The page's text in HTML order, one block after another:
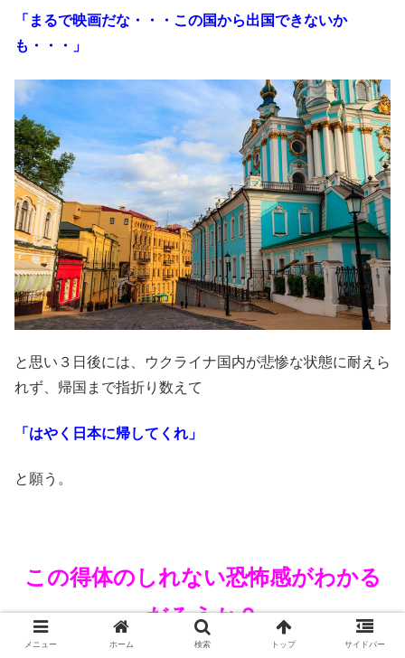
「まるで映画だな・・・この国から出国できないか
も・・・」
と思い３日後には、ウクライナ国内が悲惨な状態に耐えら
れず、帰国まで指折り数えて
「はやく日本に帰してくれ」
と願う。
この得体のしれない恐怖感がわかる
だろうか？
メニュー ホーム 検索 トップ サイドバー